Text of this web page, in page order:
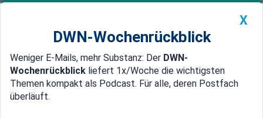
Newsticker MEIN DWN: Geldanlage Premium
Edelmetalle DWN-Magazin China
X
DWN-Wochenrückblick
Weniger E-Mails, mehr Substanz: Der DWN-
Wochenrückblick liefert 1x/Woche die wichtigsten
Themen kompakt als Podcast. Für alle, deren Postfach
überläuft.